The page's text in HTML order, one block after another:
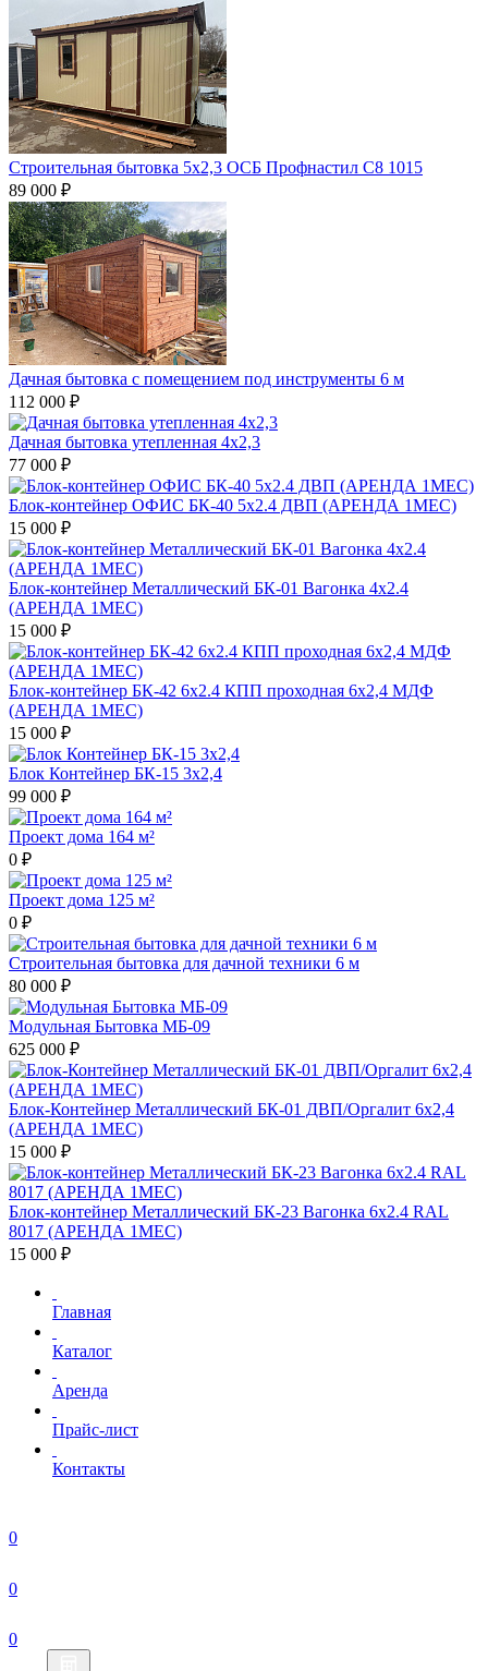
Строительная бытовка 5х2,3 ОСБ Профнастил С8 1015
89 000 ₽
Дачная бытовка с помещением под инструменты 6 м
112 000 ₽
Дачная бытовка утепленная 4х2,3
77 000 ₽
Блок-контейнер ОФИС БК-40 5х2.4 ДВП (АРЕНДА 1МЕС)
15 000 ₽
Блок-контейнер Металлический БК-01 Вагонка 4х2.4
(АРЕНДА 1МЕС)
15 000 ₽
Блок-контейнер БК-42 6х2.4 КПП проходная 6х2,4 МДФ
(АРЕНДА 1МЕС)
15 000 ₽
Блок Контейнер БК-15 3х2,4
99 000 ₽
Проект дома 164 м²
0 ₽
Проект дома 125 м²
0 ₽
Строительная бытовка для дачной техники 6 м
80 000 ₽
Модульная Бытовка МБ-09
625 000 ₽
Блок-Контейнер Металлический БК-01 ДВП/Оргалит 6х2,4
(АРЕНДА 1МЕС)
15 000 ₽
Блок-контейнер Металлический БК-23 Вагонка 6х2.4 RAL
8017 (АРЕНДА 1МЕС)
15 000 ₽
Главная
Каталог
Аренда
Прайс-лист
Контакты